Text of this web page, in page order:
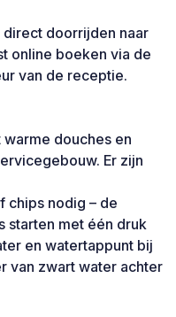
direct doorrijden naar
online boeken via de
van de receptie.
douches en
Er zijn
chips nodig – de
starten met één druk
en watertappunt bij
van zwart water achter